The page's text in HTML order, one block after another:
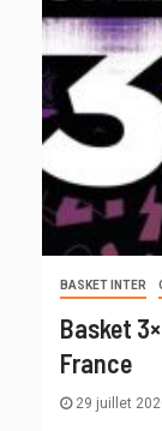
BASKET INTER
Basket
France
29 juillet